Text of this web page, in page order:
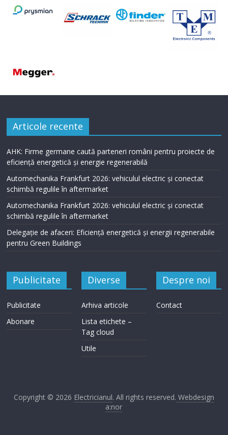
Articole recente
AHK: Firme germane caută parteneri români pentru proiecte de
eficiență energetică și energie regenerabilă
Automechanika Frankfurt 2026: vehiculul electric și conectat
schimbă regulile în aftermarket
Automechanika Frankfurt 2026: vehiculul electric și conectat
schimbă regulile în aftermarket
Delegație de afaceri: Eficiență energetică și energii regenerabile
pentru Green Buildings
Publicitate
Publicitate
Abonare
Diverse
Arhiva articole
Lista etichete –
Tag cloud
Utile
Despre noi
Contact
Copyright © 2026 Electricianul. All rights reserved. Webdesign
a:nor